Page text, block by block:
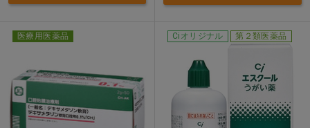
医療用医薬品 Ciオリジナル 第２類医薬品